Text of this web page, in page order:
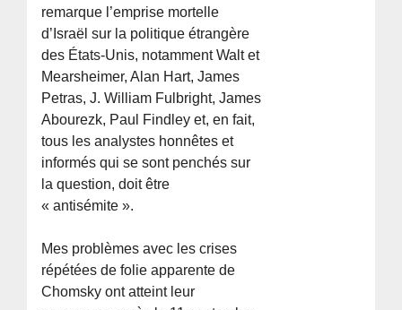
remarque l’emprise mortelle
d’Israël sur la politique étrangère
des États-Unis, notamment Walt et
Mearsheimer, Alan Hart, James
Petras, J. William Fulbright, James
Abourezk, Paul Findley et, en fait,
tous les analystes honnêtes et
informés qui se sont penchés sur
la question, doit être
« antisémite ».
Mes problèmes avec les crises
répétées de folie apparente de
Chomsky ont atteint leur